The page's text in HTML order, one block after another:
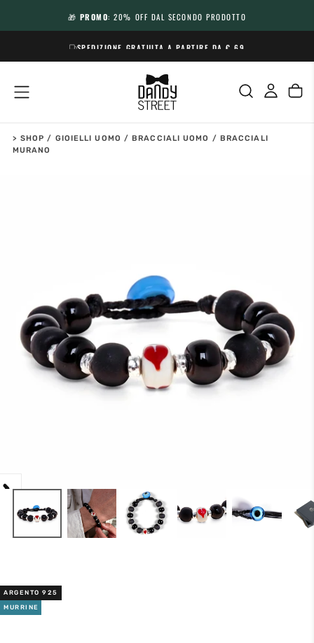
CONTENUTO
🎁 PROMO: 20% OFF DAL SECONDO PRODOTTO
SPEDIZIONE GRATUITA A PARTIRE DA € 69
> SHOP / GIOIELLI UOMO / BRACCIALI UOMO / BRACCIALI
MURANO
ARGENTO 925